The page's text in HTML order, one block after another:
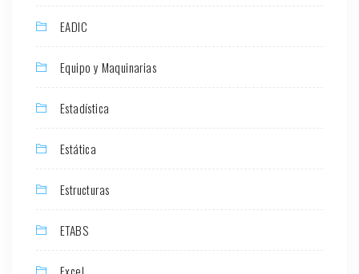
EADIC
Equipo y Maquinarias
Estadística
Estática
Estructuras
ETABS